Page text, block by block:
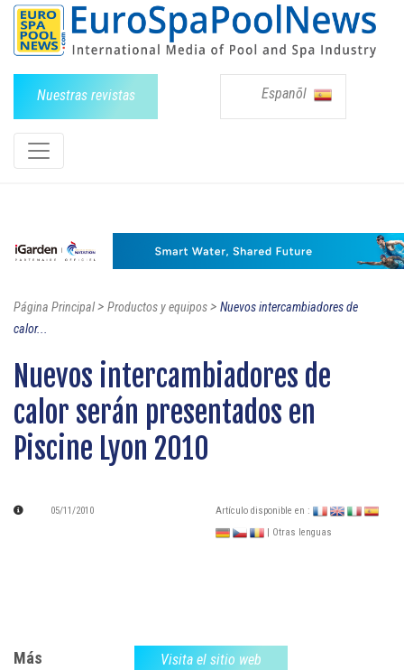
Nuestras revistas Espanõl
Página Principal> Productos y equipos> Nuevos intercambiadores de
calor...
Nuevos intercambiadores de
calor serán presentados en
Piscine Lyon 2010
05/11/2010
Artículo disponible en :
| Otras lenguas
Más
Visita el sitio web